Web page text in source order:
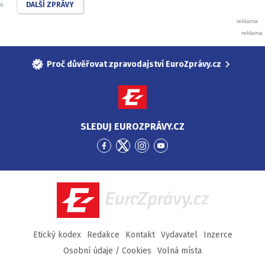
DALŠÍ ZPRÁVY
Proč důvěřovat zpravodajství EuroZprávy.cz
SLEDUJ EUROZPRÁVY.CZ
Přejít
Facebook
Přejít
Twitter
Přejít
Instagram
Přejít
YouTube
EuroZprávy.cz
Etický kodex Redakce Kontakt Vydavatel
Inzerce
Osobní údaje / Cookies
Volná místa